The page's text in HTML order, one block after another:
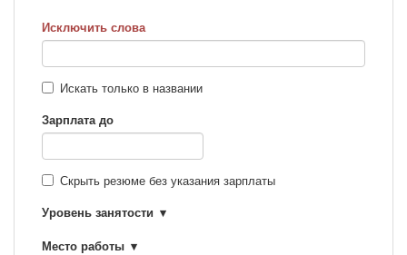
Исключить слова
Искать только в названии
Зарплата до
Скрыть резюме без указания зарплаты
Уровень занятости
Место работы